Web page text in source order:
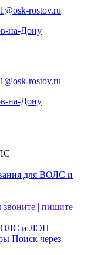
rostov.ru
на-Дону
rostov.ru
на-Дону
звоните | пишите
Поиск через